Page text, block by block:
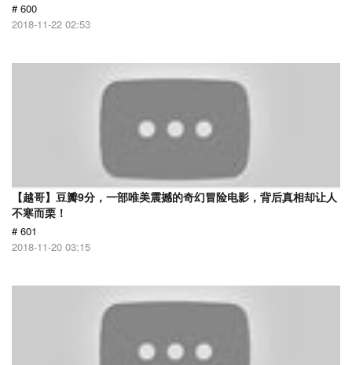
# 600
2018-11-22 02:53
【越哥】豆瓣9分，一部唯美震撼的奇幻冒险电影，背后真相却让人
不寒而栗！
# 601
2018-11-20 03:15